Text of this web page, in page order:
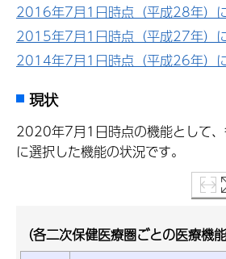
2016年7月1日時点（平成28年）に
2015年7月1日時点（平成27年）に
2014年7月1日時点（平成26年）に
現状
2020年7月1日時点の機能として
に選択した機能の状況です。
（各二次保健医療圏ごとの医療機